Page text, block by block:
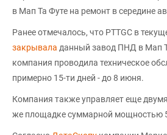
в Мап Та Футе на ремонт в середине
Ранее отмечалось, что PTTGC в
закрывала данный завод ПНД в Мап
компания проводила техническое
примерно 15-ти дней - до 8 июня.
Компания также управляет еще
же площадке суммарной мощностью